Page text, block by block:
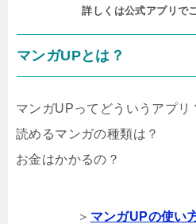
詳しくは公式アプリで
マンガUPとは？
マンガUPってどういうアプリ
読めるマンガの種類は？
お金はかかるの？
＞ マンガUPの使い